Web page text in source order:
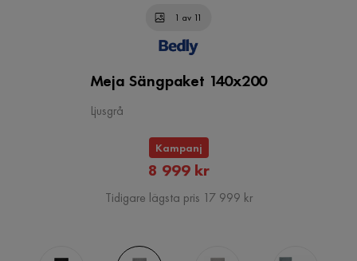
1 av 11
Meja Sängpaket 140x200
Ljusgrå
Kampanj
Rabatterat
Pris
8 999 kr
Tidigare lägsta pris 17 999 kr